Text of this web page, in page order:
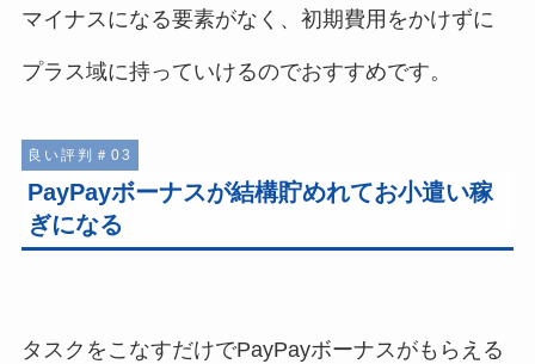
マイナスになる要素がなく、初期費用をかけずに
プラス域に持っていけるのでおすすめです。
良い評判＃03
PayPayボーナスが結構貯めれてお小遣い稼
ぎになる
タスクをこなすだけでPayPayボーナスがもらえる